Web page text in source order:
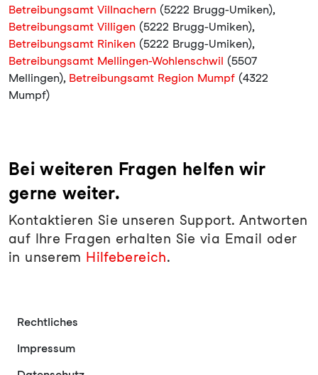
Betreibungsamt Villnachern (5222 Brugg-Umiken),
Betreibungsamt Villigen (5222 Brugg-Umiken),
Betreibungsamt Riniken (5222 Brugg-Umiken),
Betreibungsamt Mellingen-Wohlenschwil (5507
Mellingen), Betreibungsamt Region Mumpf (4322
Mumpf)
Bei weiteren Fragen helfen wir
gerne weiter.
Kontaktieren Sie unseren Support. Antworten
auf Ihre Fragen erhalten Sie via Email oder
in unserem Hilfebereich.
Rechtliches
Impressum